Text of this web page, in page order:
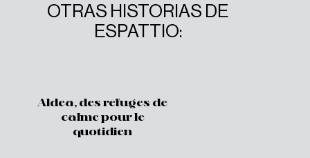
OTRAS HISTORIAS DE
ESPATTIO:
Aldea, des refuges de
calme pour le
quotidien